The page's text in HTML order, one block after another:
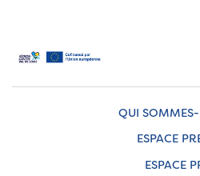
QUI
ESPACE
ESPACE